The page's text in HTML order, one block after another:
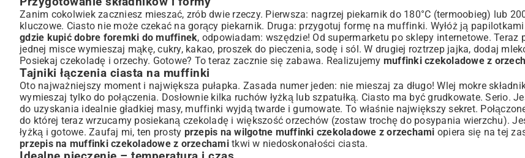
Zanim cokolwiek zaczniesz mieszać, zrób dwie rzeczy. Pierwsza: nagrzej piekarnik do 180°C (termoobieg) lub
kluczowe. Ciasto nie może czekać na gorący piekarnik. Druga: przygotuj formę na muffinki. Wyłóż ją
gdzie kupić dobre foremki do muffinek, odpowiadam: wszędzie! Od supermarketu po sklepy internetowe. Teraz
jednej misce wymieszaj mąkę, cukry, kakao, proszek do pieczenia, sodę i sól. W drugiej roztrzep jajka, dodaj
Posiekaj czekoladę i orzechy. Gotowe? To teraz zacznie się zabawa. Realizujemy muffinki czekoladowe z
Tajniki łączenia ciasta na muffinki
Oto najważniejszy moment i największa pułapka. Zasada numer jeden: nie mieszaj za długo! Wlej mokre
wymieszaj tylko do połączenia. Dosłownie kilka ruchów łyżką lub szpatułką. Ciasto ma być grudkowate. Serio.
do uzyskania idealnie gładkiej masy, muffinki wyjdą twarde i gumowate. To właśnie największy sekret.
do której teraz wrzucamy posiekaną czekoladę i większość orzechów (zostaw trochę do posypania wierzchu).
łyżką i gotowe. Zaufaj mi, ten prosty przepis na wilgotne muffinki czekoladowe z orzechami opiera się na tej
przepis na muffinki czekoladowe z orzechamitkwi w niedoskonałości ciasta.